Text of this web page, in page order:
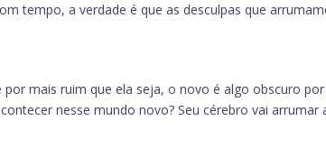
tempo, a verdade é que as desculpas que
mais ruim que ela seja, o novo é algo obscuro por
nesse mundo novo? Seu cérebro vai arrumar